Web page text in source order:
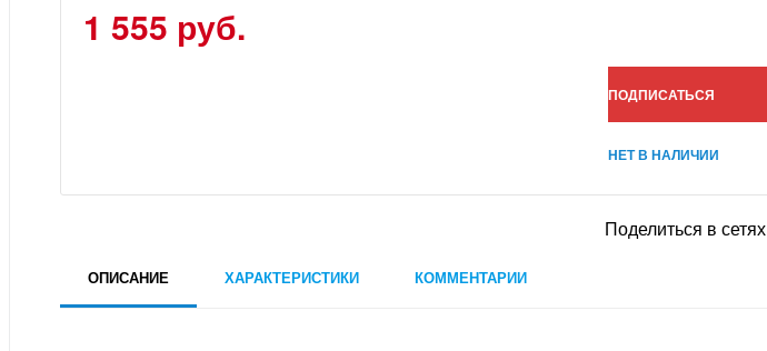
1 555 руб.
ПОДПИСАТЬСЯ
НЕТ В НАЛИЧИИ
Поделиться в сетях
ОПИСАНИЕ ХАРАКТЕРИСТИКИ КОММЕНТАРИИ